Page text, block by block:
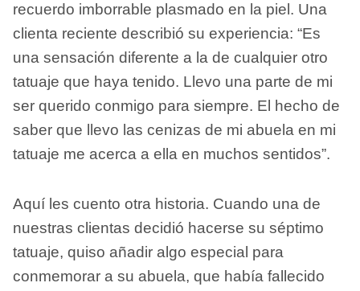
recuerdo imborrable plasmado en la piel. Una
clienta reciente describió su experiencia: “Es
una sensación diferente a la de cualquier otro
tatuaje que haya tenido. Llevo una parte de mi
ser querido conmigo para siempre. El hecho de
saber que llevo las cenizas de mi abuela en mi
tatuaje me acerca a ella en muchos sentidos”.
Aquí les cuento otra historia. Cuando una de
nuestras clientas decidió hacerse su séptimo
tatuaje, quiso añadir algo especial para
conmemorar a su abuela, que había fallecido